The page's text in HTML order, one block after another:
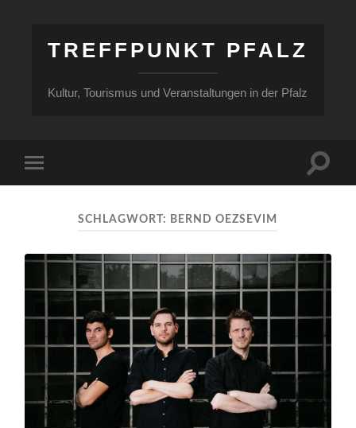
TREFFPUNKT PFALZ
Kultur, Tourismus und Veranstaltungen in der Pfalz
Menü
SCHLAGWORT: BERND OEZSEVIM